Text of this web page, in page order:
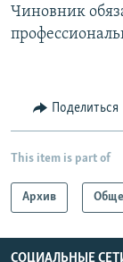
Чиновник
Поделиться
This item is part of
Архив
СОЦИАЛЬНЫЕ